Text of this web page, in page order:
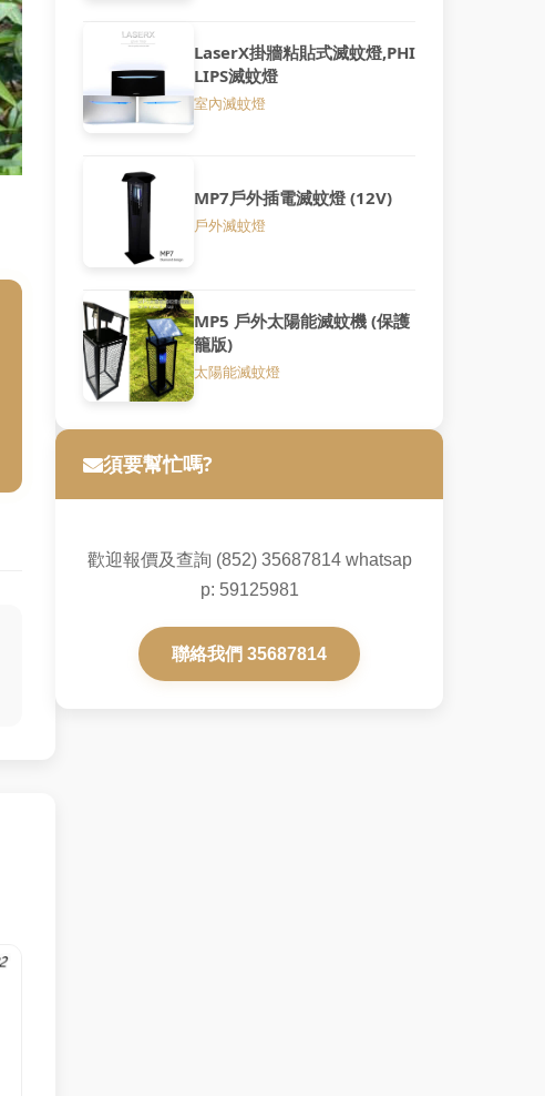
LaserX掛牆粘貼式滅蚊燈,PHI
LIPS滅蚊燈
室內滅蚊燈
MP7戶外插電滅蚊燈 (12V)
戶外滅蚊燈
MP5 戶外太陽能滅蚊機 (保護
籠版)
太陽能滅蚊燈
須要幫忙嗎?
歡迎報價及查詢 (852) 35687814 whatsap
p: 59125981
聯絡我們 35687814